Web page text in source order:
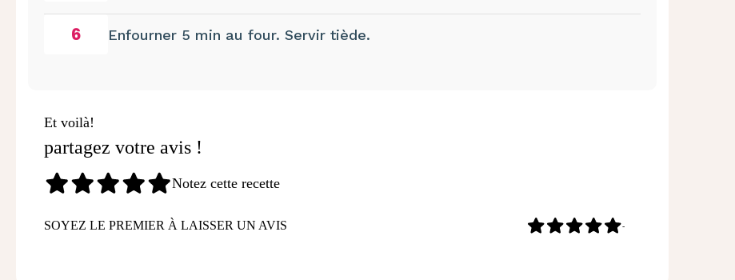
6 Enfourner 5 min au four. Servir tiède.
Et voilà!
partagez votre avis !
Notez cette recette
SOYEZ LE PREMIER À LAISSER UN AVIS -